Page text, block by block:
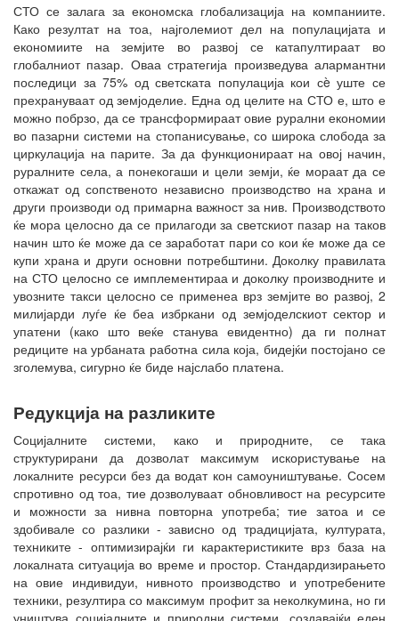
СТО се залага за економска глобализација на компаниите.
Како резултат на тоа, најголемиот дел на популацијата и
економиите на земјите во развој се катапултираат во
глобалниот пазар. Оваа стратегија произведува алармантни
последици за 75% од светската популација кои сè уште се
прехрануваат од земјоделие. Една од целите на СТО е, што е
можно побрзо, да се трансформираат овие рурални економии
во пазарни системи на стопанисување, со широка слобода за
циркулација на парите. За да функционираат на овој начин,
руралните села, а понекогаши и цели земји, ќе мораат да се
откажат од сопственото независно производство на храна и
други производи од примарна важност за нив. Производството
ќе мора целосно да се прилагоди за светскиот пазар на таков
начин што ќе може да се заработат пари со кои ќе може да се
купи храна и други основни потребштини. Доколку правилата
на СТО целосно се имплементираа и доколку производните и
увозните такси целосно се применеа врз земјите во развој, 2
милијарди луѓе ќе беа избркани од земјоделскиот сектор и
упатени (како што веќе станува евидентно) да ги полнат
редиците на урбаната работна сила која, бидејќи постојано се
зголемува, сигурно ќе биде најслабо платена.
Редукција на разликите
Социјалните системи, како и природните, се така
структурирани да дозволат максимум искористување на
локалните ресурси без да водат кон самоуништување. Сосем
спротивно од тоа, тие дозволуваат обновливост на ресурсите
и можности за нивна повторна употреба; тие затоа и се
здобивале со разлики - зависно од традицијата, културата,
техниките - оптимизирајќи ги карактеристиките врз база на
локалната ситуација во време и простор. Стандардизирањето
на овие индивидуи, нивното производство и употребените
техники, резултира со максимум профит за неколкумина, но ги
уништува социјалните и природни системи, создавајќи еден